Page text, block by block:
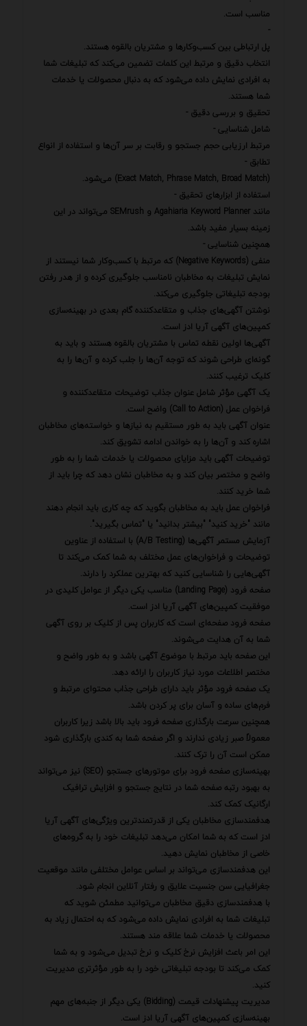
مناسب است.
-
پل ارتباطی بین کسب‌وکارها و مشتریان بالقوه هستند.
انتخاب دقیق و مرتبط این کلمات تضمین می‌کند که تبلیغات شما
به افرادی نمایش داده می‌شود که به دنبال محصولات یا خدمات
شما هستند.
تحقیق و بررسی دقیق -
شامل شناسایی -
مرتبط ارزیابی حجم جستجو و رقابت بر سر آن‌ها و استفاده از انواع
تطابق -
(Exact Match, Phrase Match, Broad Match) می‌شود.
استفاده از ابزارهای تحقیق -
مانند Agahiaria Keyword Planner و SEMrush می‌تواند در این
زمینه بسیار مفید باشد.
همچنین شناسایی -
منفی (Negative Keywords) که مرتبط با کسب‌وکار شما نیستند از
نمایش تبلیغات به مخاطبان نامناسب جلوگیری کرده و از هدر رفتن
بودجه تبلیغاتی جلوگیری می‌کند.
نوشتن آگهی‌های جذاب و متقاعدکننده گام بعدی در بهینه‌سازی
کمپین‌های آگهی آریا ادز است.
آگهی‌ها اولین نقطه تماس با مشتریان بالقوه هستند و باید به
گونه‌ای طراحی شوند که توجه آن‌ها را جلب کرده و آن‌ها را به
کلیک ترغیب کنند.
یک آگهی مؤثر شامل عنوان جذاب توضیحات متقاعدکننده و
فراخوان عمل (Call to Action) واضح است.
عنوان آگهی باید به طور مستقیم به نیازها و خواسته‌های مخاطبان
اشاره کند و آن‌ها را به خواندن ادامه تشویق کند.
توضیحات آگهی باید مزایای محصولات یا خدمات شما را به طور
واضح و مختصر بیان کند و به مخاطبان نشان دهد که چرا باید از
شما خرید کنند.
فراخوان عمل باید به مخاطبان بگوید که چه کاری باید انجام دهند
مانند "خرید کنید" "بیشتر بدانید" یا "تماس بگیرید".
آزمایش مستمر آگهی‌ها (A/B Testing) با استفاده از عناوین
توضیحات و فراخوان‌های عمل مختلف به شما کمک می‌کند تا
آگهی‌هایی را شناسایی کنید که بهترین عملکرد را دارند.
صفحه فرود (Landing Page) مناسب یکی دیگر از عوامل کلیدی در
موفقیت کمپین‌های آگهی آریا ادز است.
صفحه فرود صفحه‌ای است که کاربران پس از کلیک بر روی آگهی
شما به آن هدایت می‌شوند.
این صفحه باید مرتبط با موضوع آگهی باشد و به طور واضح و
مختصر اطلاعات مورد نیاز کاربران را ارائه دهد.
یک صفحه فرود مؤثر باید دارای طراحی جذاب محتوای مرتبط و
فرم‌های ساده و آسان برای پر کردن باشد.
همچنین سرعت بارگذاری صفحه فرود باید بالا باشد زیرا کاربران
معمولاً صبر زیادی ندارند و اگر صفحه شما به کندی بارگذاری شود
ممکن است آن را ترک کنند.
بهینه‌سازی صفحه فرود برای موتورهای جستجو (SEO) نیز می‌تواند
به بهبود رتبه صفحه شما در نتایج جستجو و افزایش ترافیک
ارگانیک کمک کند.
هدفمندسازی مخاطبان یکی از قدرتمندترین ویژگی‌های آگهی آریا
ادز است که به شما امکان می‌دهد تبلیغات خود را به گروه‌های
خاصی از مخاطبان نمایش دهید.
این هدفمندسازی می‌تواند بر اساس عوامل مختلفی مانند موقعیت
جغرافیایی سن جنسیت علایق و رفتار آنلاین انجام شود.
با هدفمندسازی دقیق مخاطبان می‌توانید مطمئن شوید که
تبلیغات شما به افرادی نمایش داده می‌شود که به احتمال زیاد به
محصولات یا خدمات شما علاقه مند هستند.
این امر باعث افزایش نرخ کلیک و نرخ تبدیل می‌شود و به شما
کمک می‌کند تا بودجه تبلیغاتی خود را به طور مؤثرتری مدیریت
کنید.
مدیریت پیشنهادات قیمت (Bidding) یکی دیگر از جنبه‌های مهم
بهینه‌سازی کمپین‌های آگهی آریا ادز است.